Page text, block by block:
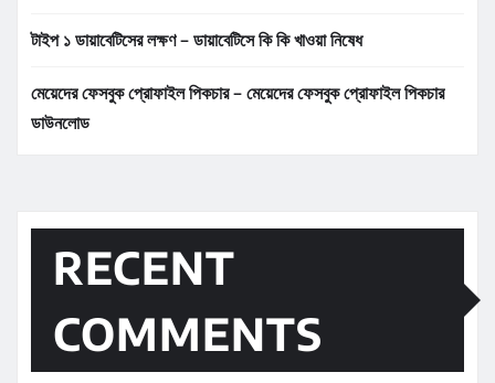
টাইপ ১ ডায়াবেটিসের লক্ষণ – ডায়াবেটিসে কি কি খাওয়া নিষেধ
মেয়েদের ফেসবুক প্রোফাইল পিকচার – মেয়েদের ফেসবুক প্রোফাইল পিকচার
ডাউনলোড
RECENT
COMMENTS